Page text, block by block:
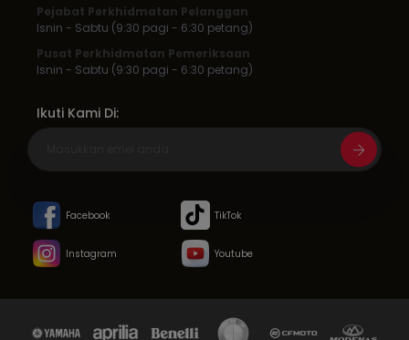
Pejabat Perkhidmatan Pelanggan
Isnin - Sabtu (9:30 pagi - 6:30 petang)
Pusat Perkhidmatan Pemeriksaan
Isnin - Sabtu (9:30 pagi - 6:30 petang)
Ikuti Kami Di:
Facebook TikTok
Instagram Youtube